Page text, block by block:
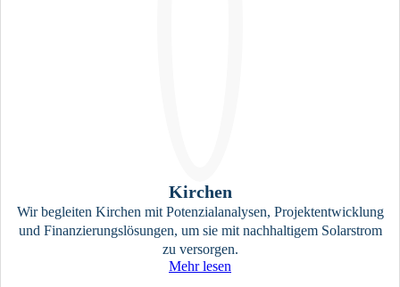
Kirchen
Wir begleiten Kirchen mit Potenzialanalysen, Projektentwicklung
und Finanzierungslösungen, um sie mit nachhaltigem Solarstrom
zu versorgen.
Mehr lesen